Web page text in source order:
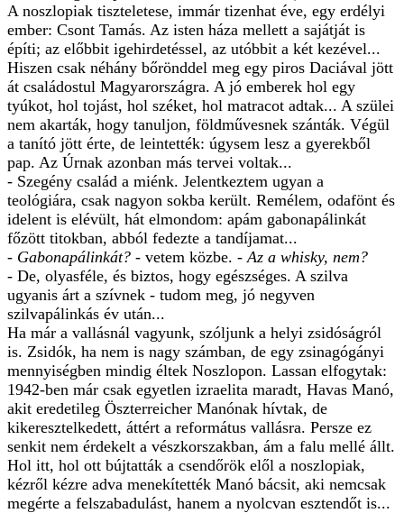
A noszlopiak tiszteletese, immár tizenhat éve, egy erdélyi
ember: Csont Tamás. Az isten háza mellett a sajátját is
építi; az előbbit igehirdetéssel, az utóbbit a két kezével...
Hiszen csak néhány bőrönddel meg egy piros Daciával jött
át családostul Magyarországra. A jó emberek hol egy
tyúkot, hol tojást, hol széket, hol matracot adtak... A szülei
nem akarták, hogy tanuljon, földművesnek szánták. Végül
a tanító jött érte, de leintették: úgysem lesz a gyerekből
pap. Az Úrnak azonban más tervei voltak...
- Szegény család a miénk. Jelentkeztem ugyan a
teológiára, csak nagyon sokba került. Remélem, odafönt és
idelent is elévült, hát elmondom: apám gabonapálinkát
főzött titokban, abból fedezte a tandíjamat...
- Gabonapálinkát? - vetem közbe. - Az a whisky, nem?
- De, olyasféle, és biztos, hogy egészséges. A szilva
ugyanis árt a szívnek - tudom meg, jó negyven
szilvapálinkás év után...
Ha már a vallásnál vagyunk, szóljunk a helyi zsidóságról
is. Zsidók, ha nem is nagy számban, de egy zsinagógányi
mennyiségben mindig éltek Noszlopon. Lassan elfogytak:
1942-ben már csak egyetlen izraelita maradt, Havas Manó,
akit eredetileg Öszterreicher Manónak hívtak, de
kikeresztelkedett, áttért a református vallásra. Persze ez
senkit nem érdekelt a vészkorszakban, ám a falu mellé állt.
Hol itt, hol ott bújtatták a csendőrök elől a noszlopiak,
kézről kézre adva menekítették Manó bácsit, aki nemcsak
megérte a felszabadulást, hanem a nyolcvan esztendőt is...